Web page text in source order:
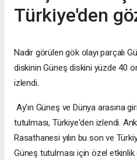
Türkiye'den
Nadir görülen gök olayı parçalı
diskinin Güneş diskini yüzde 40
izlendi.
Ay'ın Güneş ve Dünya arasına
tutulması, Türkiye'den izlendi.
Rasathanesi yılın bu son ve
Güneş tutulması için özel